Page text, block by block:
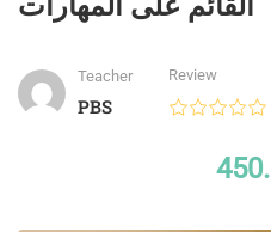
Teacher
PBS
Review